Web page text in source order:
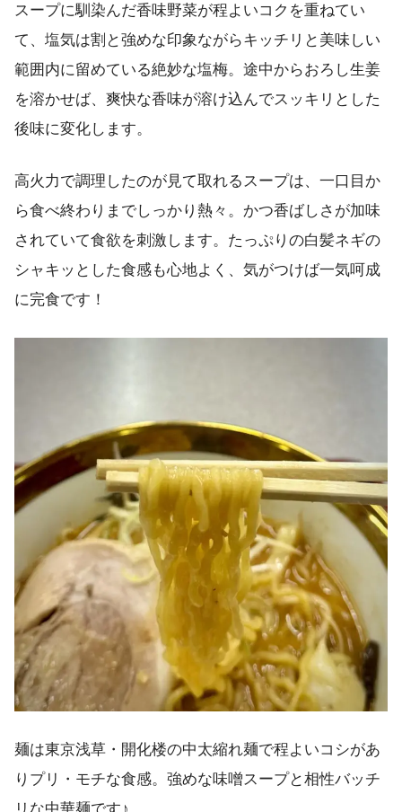
スープに馴染んだ香味野菜が程よいコクを重ねてい
て、塩気は割と強めな印象ながらキッチリと美味しい
範囲内に留めている絶妙な塩梅。途中からおろし生姜
を溶かせば、爽快な香味が溶け込んでスッキリとした
後味に変化します。
高火力で調理したのが見て取れるスープは、一口目か
ら食べ終わりまでしっかり熱々。かつ香ばしさが加味
されていて食欲を刺激します。たっぷりの白髪ネギの
シャキッとした食感も心地よく、気がつけば一気呵成
に完食です！
麺は東京浅草・開化楼の中太縮れ麺で程よいコシがあ
りプリ・モチな食感。強めな味噌スープと相性バッチ
リな中華麺です♪